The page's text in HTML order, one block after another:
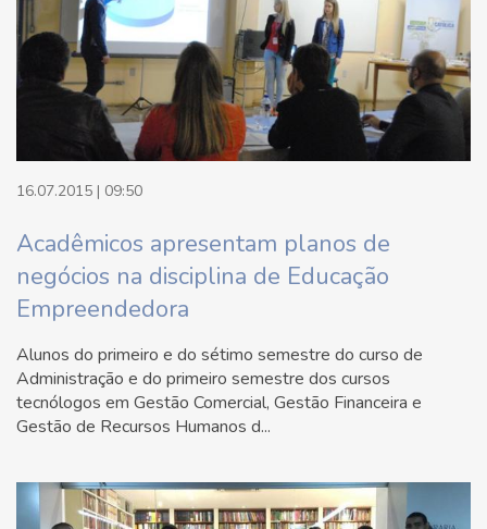
16.07.2015 | 09:50
Acadêmicos apresentam planos de
negócios na disciplina de Educação
Empreendedora
Alunos do primeiro e do sétimo semestre do curso de
Administração e do primeiro semestre dos cursos
tecnólogos em Gestão Comercial, Gestão Financeira e
Gestão de Recursos Humanos d...